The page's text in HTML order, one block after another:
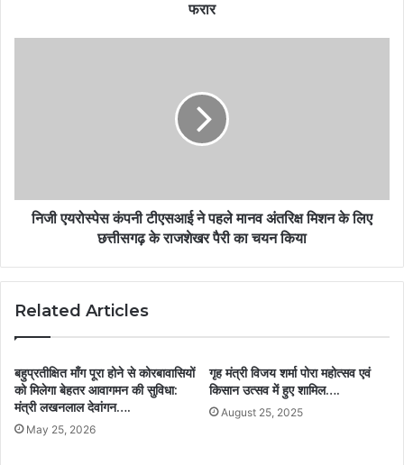
फरार
निजी एयरोस्पेस कंपनी टीएसआई ने पहले मानव अंतरिक्ष मिशन के लिए
छत्तीसगढ़ के राजशेखर पैरी का चयन किया
Related Articles
बहुप्रतीक्षित माँग पूरा होने से कोरबावासियों
को मिलेगा बेहतर आवागमन की सुविधा:
मंत्री लखनलाल देवांगन….
May 25, 2026
गृह मंत्री विजय शर्मा पोरा महोत्सव एवं
किसान उत्सव में हुए शामिल….
August 25, 2025